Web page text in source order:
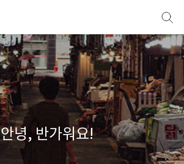
안녕, 반가워요!